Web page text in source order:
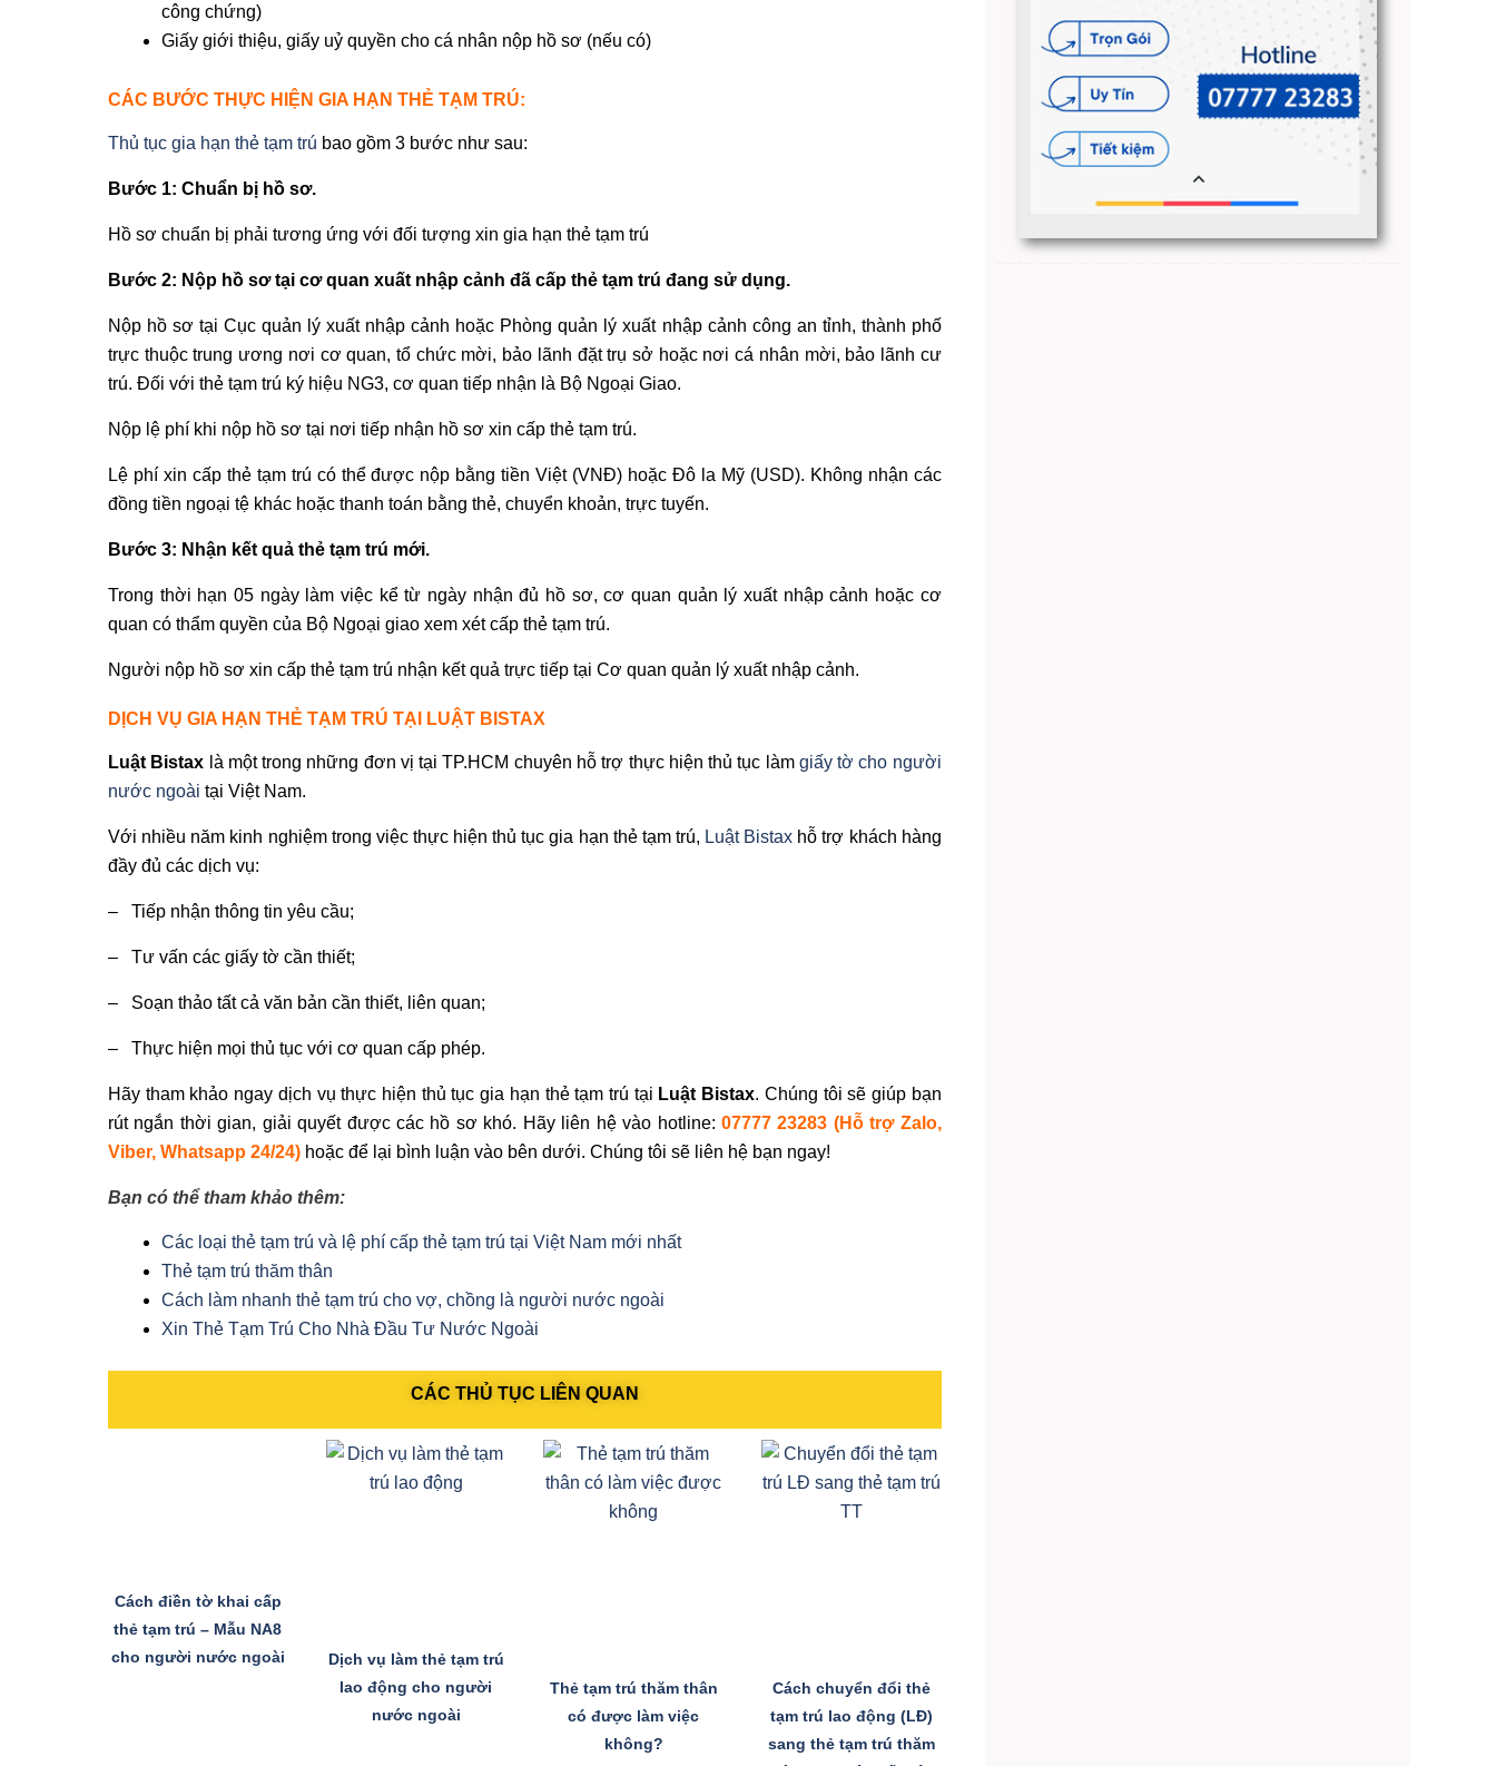
công chứng)
Giấy giới thiệu, giấy uỷ quyền cho cá nhân nộp hồ sơ (nếu có)
CÁC BƯỚC THỰC HIỆN GIA HẠN THẺ TẠM TRÚ:
Thủ tục gia hạn thẻ tạm trú bao gồm 3 bước như sau:
Bước 1: Chuẩn bị hồ sơ.
Hồ sơ chuẩn bị phải tương ứng với đối tượng xin gia hạn thẻ tạm trú
Bước 2: Nộp hồ sơ tại cơ quan xuất nhập cảnh đã cấp thẻ tạm trú đang sử dụng.
Nộp hồ sơ tại Cục quản lý xuất nhập cảnh hoặc Phòng quản lý xuất nhập cảnh công an tỉnh, thành phố
trực thuộc trung ương nơi cơ quan, tổ chức mời, bảo lãnh đặt trụ sở hoặc nơi cá nhân mời, bảo lãnh cư
trú. Đối với thẻ tạm trú ký hiệu NG3, cơ quan tiếp nhận là Bộ Ngoại Giao.
Nộp lệ phí khi nộp hồ sơ tại nơi tiếp nhận hồ sơ xin cấp thẻ tạm trú.
Lệ phí xin cấp thẻ tạm trú có thể được nộp bằng tiền Việt (VNĐ) hoặc Đô la Mỹ (USD). Không nhận các
đồng tiền ngoại tệ khác hoặc thanh toán bằng thẻ, chuyển khoản, trực tuyến.
Bước 3: Nhận kết quả thẻ tạm trú mới.
Trong thời hạn 05 ngày làm việc kể từ ngày nhận đủ hồ sơ, cơ quan quản lý xuất nhập cảnh hoặc cơ
quan có thẩm quyền của Bộ Ngoại giao xem xét cấp thẻ tạm trú.
Người nộp hồ sơ xin cấp thẻ tạm trú nhận kết quả trực tiếp tại Cơ quan quản lý xuất nhập cảnh.
DỊCH VỤ GIA HẠN THẺ TẠM TRÚ TẠI LUẬT BISTAX
Luật Bistax là một trong những đơn vị tại TP.HCM chuyên hỗ trợ thực hiện thủ tục làm giấy tờ cho người
nước ngoài tại Việt Nam.
Với nhiều năm kinh nghiệm trong việc thực hiện thủ tục gia hạn thẻ tạm trú, Luật Bistax hỗ trợ khách hàng
đầy đủ các dịch vụ:
– Tiếp nhận thông tin yêu cầu;
– Tư vấn các giấy tờ cần thiết;
– Soạn thảo tất cả văn bản cần thiết, liên quan;
– Thực hiện mọi thủ tục với cơ quan cấp phép.
Hãy tham khảo ngay dịch vụ thực hiện thủ tục gia hạn thẻ tạm trú tại Luật Bistax. Chúng tôi sẽ giúp bạn
rút ngắn thời gian, giải quyết được các hồ sơ khó. Hãy liên hệ vào hotline: 07777 23283 (Hỗ trợ Zalo,
Viber, Whatsapp 24/24) hoặc để lại bình luận vào bên dưới. Chúng tôi sẽ liên hệ bạn ngay!
Bạn có thể tham khảo thêm:
Các loại thẻ tạm trú và lệ phí cấp thẻ tạm trú tại Việt Nam mới nhất
Thẻ tạm trú thăm thân
Cách làm nhanh thẻ tạm trú cho vợ, chồng là người nước ngoài
Xin Thẻ Tạm Trú Cho Nhà Đầu Tư Nước Ngoài
CÁC THỦ TỤC LIÊN QUAN
Cách điền tờ khai cấp
thẻ tạm trú – Mẫu NA8
cho người nước ngoài
Dịch vụ làm thẻ tạm trú
lao động cho người
nước ngoài
Thẻ tạm trú thăm thân
có được làm việc
không?
Cách chuyển đổi thẻ
tạm trú lao động (LĐ)
sang thẻ tạm trú thăm